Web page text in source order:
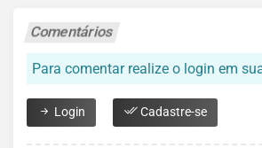
Comentários
Para comentar realize o login em
Login Cadastre-se